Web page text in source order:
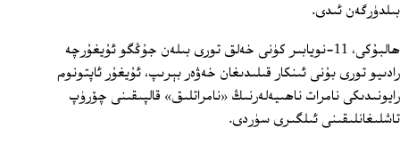
بىلدۈرگەن ئىدى.
ھالبۇكى، 11-نويابىر كۈنى خەلق تورى بىلەن جۇڭگو ئۇيغۇرچە
رادىيو تورى بۇنى ئىنكار قىلىدىغان خەۋەر بېرىپ، ئۇيغۇر ئاپتونوم
رايونىدىكى نامرات ناھىيەلەرنىڭ «نامراتلىق» قالپىقىنى چۆرۈپ
تاشلىغانلىقىنى ئىلگىرى سۈردى.